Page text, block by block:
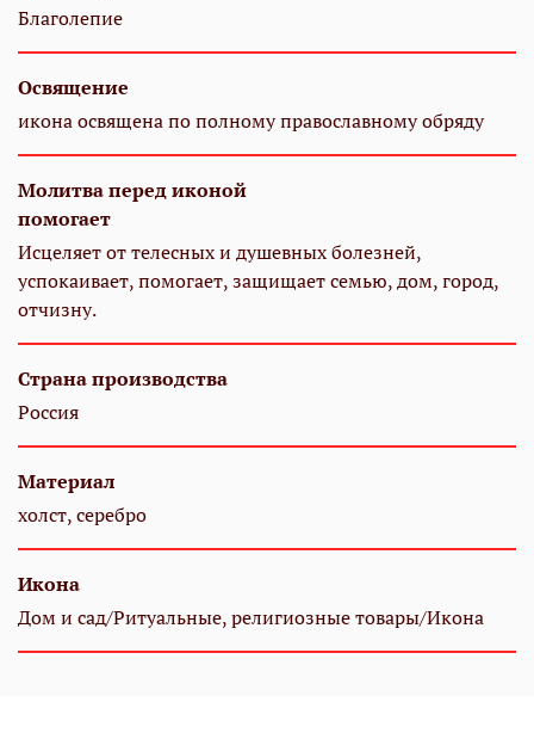
Благолепие
Освящение
икона освящена по полному православному обряду
Молитва перед иконой
помогает
Исцеляет от телесных и душевных болезней,
успокаивает, помогает, защищает семью, дом, город,
отчизну.
Страна производства
Россия
Материал
холст, серебро
Икона
Дом и сад/Ритуальные, религиозные товары/Икона